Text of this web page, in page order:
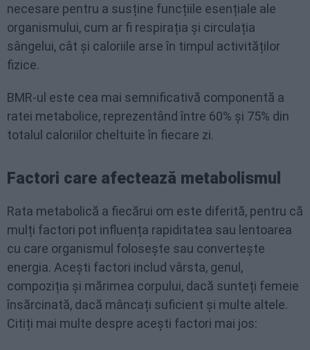
necesare pentru a susține funcțiile esențiale ale
organismului, cum ar fi respirația și circulația
sângelui, cât și caloriile arse în timpul activităților
fizice.
BMR-ul este cea mai semnificativă componentă a
ratei metabolice, reprezentând între 60% și 75% din
totalul caloriilor cheltuite în fiecare zi.
Factori care afectează metabolismul
Rata metabolică a fiecărui om este diferită, pentru că
mulți factori pot influența rapiditatea sau lentoarea
cu care organismul folosește sau convertește
energia. Acești factori includ vârsta, genul,
compoziția și mărimea corpului, dacă sunteți femeie
însărcinată, dacă mâncați suficient și multe altele.
Citiți mai multe despre acești factori mai jos: